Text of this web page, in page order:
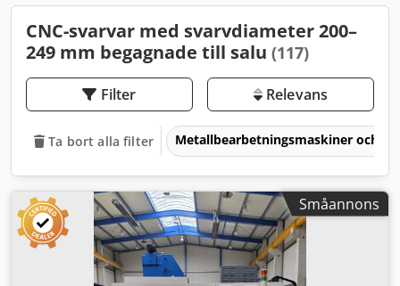
CNC-svarvar med svarvdiameter 200–
249 mm begagnade till salu (117)
Filter Relevans
Ta bort alla filter Metallbearbetningsmaskiner och
Småannons